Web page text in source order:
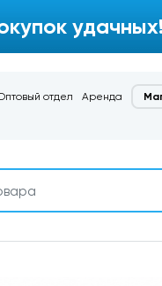
удачных!
отдел Аренда